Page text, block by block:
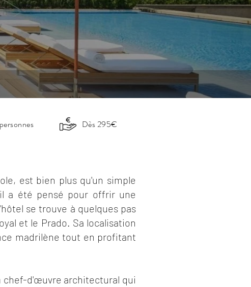
Dès 295€
est bien plus qu'un simple
a été pensé pour offrir une
se trouve à quelques pas
et le Prado. Sa localisation
madrilène tout en profitant
chef-d'œuvre architectural qui